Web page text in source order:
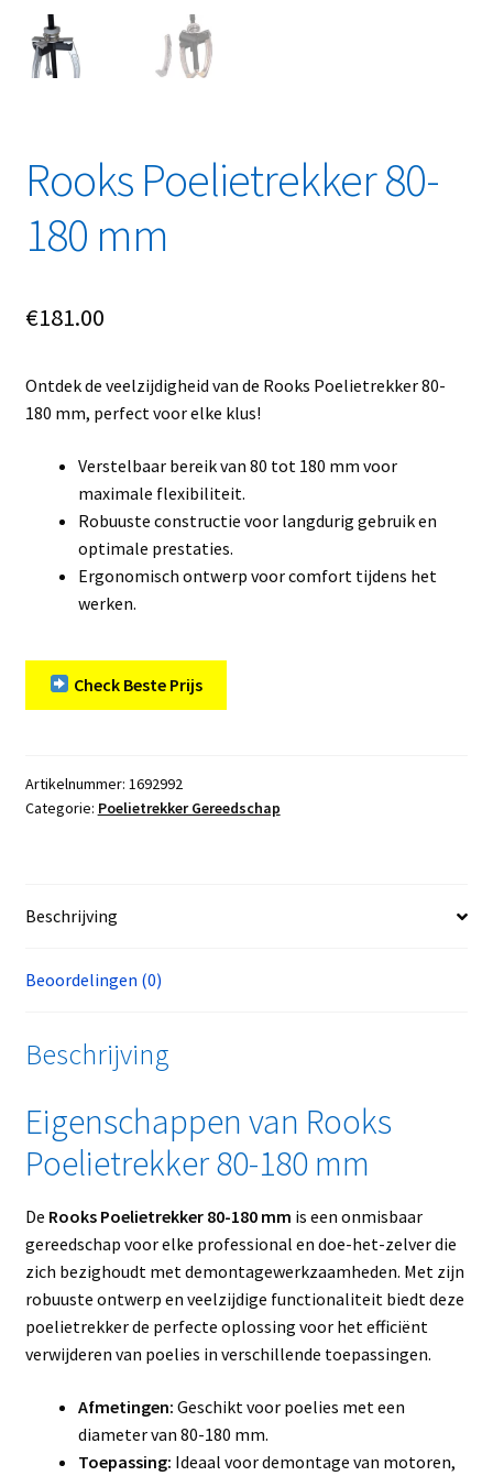
Rooks Poelietrekker 80-
180 mm
€181.00
Ontdek de veelzijdigheid van de Rooks Poelietrekker 80-
180 mm, perfect voor elke klus!
Verstelbaar bereik van 80 tot 180 mm voor
maximale flexibiliteit.
Robuuste constructie voor langdurig gebruik en
optimale prestaties.
Ergonomisch ontwerp voor comfort tijdens het
werken.
Check Beste Prijs
Artikelnummer: 1692992
Categorie: Poelietrekker Gereedschap
Beschrijving
Beoordelingen (0)
Beschrijving
Eigenschappen van Rooks
Poelietrekker 80-180 mm
De Rooks Poelietrekker 80-180 mm is een onmisbaar
gereedschap voor elke professional en doe-het-zelver die
zich bezighoudt met demontagewerkzaamheden. Met zijn
robuuste ontwerp en veelzijdige functionaliteit biedt deze
poelietrekker de perfecte oplossing voor het efficiënt
verwijderen van poelies in verschillende toepassingen.
Afmetingen: Geschikt voor poelies met een
diameter van 80-180 mm.
Toepassing: Ideaal voor demontage van motoren,